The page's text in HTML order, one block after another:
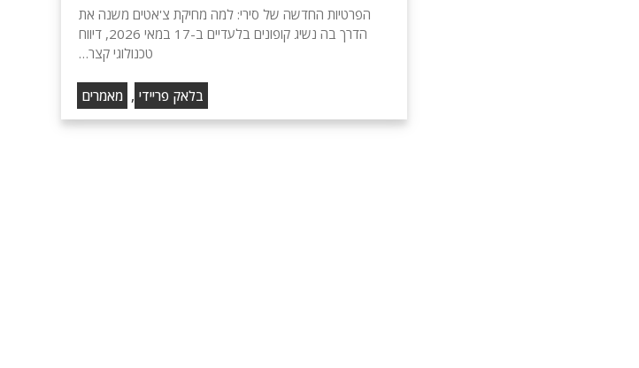
הפרטיות החדשה של סירי: למה מחיקת צ'אטים משנה את
הדרך בה נשיג קופונים בלעדיים ב-17 במאי 2026, דיווח
טכנולוגי קצר…
בלאק פריידי , מאמרים